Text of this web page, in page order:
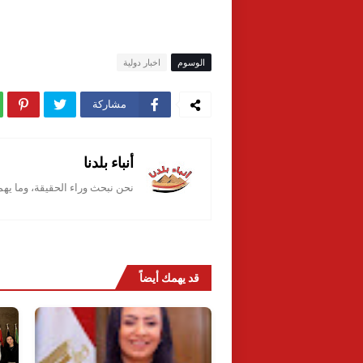
الوسوم اخبار دولية
مشاركة
أنباء بلدنا
نحن نبحث وراء الحقيقة، وما
قد يهمك أيضاً